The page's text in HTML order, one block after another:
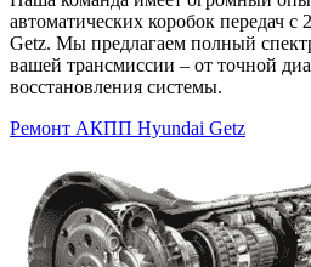
автоматических коробок передач с
Getz. Мы предлагаем полный
вашей трансмиссии – от точной
восстановления системы.
Ремонт АКПП Hyundai Getz